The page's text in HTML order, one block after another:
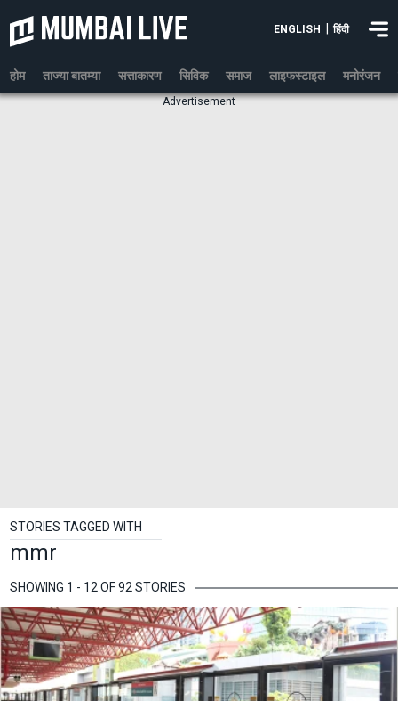
ENGLISH हिंदी
होम ताज्या बातम्या सत्ताकारण सिविक समाज लाइफस्टाइल मनोरंजन
Advertisement
STORIES TAGGED WITH
mmr
SHOWING 1 - 12 OF 92 STORIES